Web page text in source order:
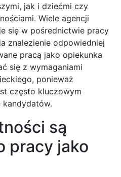
jak i dziećmi czy
Wiele agencji
się w pośrednictwie pracy
znalezienie odpowiedniej
pracą jako opiekunka
się z wymaganiami
ponieważ
często kluczowym
są
pracy jako